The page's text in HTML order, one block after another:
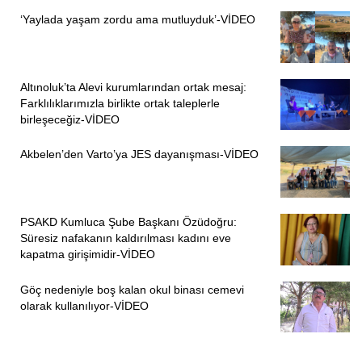
‘Yaylada yaşam zordu ama mutluyduk’-VİDEO
Altınoluk’ta Alevi kurumlarından ortak mesaj:
Farklılıklarımızla birlikte ortak taleplerle
birleşeceğiz-VİDEO
Akbelen’den Varto’ya JES dayanışması-VİDEO
PSAKD Kumluca Şube Başkanı Özüdoğru:
Süresiz nafakanın kaldırılması kadını eve
kapatma girişimidir-VİDEO
Göç nedeniyle boş kalan okul binası cemevi
olarak kullanılıyor-VİDEO